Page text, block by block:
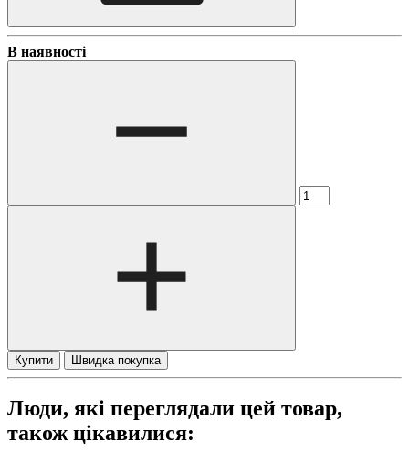
В наявності
Купити Швидка покупка
Люди, які переглядали цей товар,
також цікавилися: